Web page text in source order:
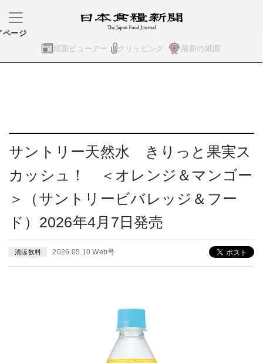
紙面ビューアー クリッピング 最新の紙面
ページ
サントリー天然水 きりっと果実ス
カッシュ！ ＜オレンジ＆マンゴー
＞（サントリービバレッジ＆フー
ド）2026年4月7日発売
清涼飲料 2026.05.10 Web号